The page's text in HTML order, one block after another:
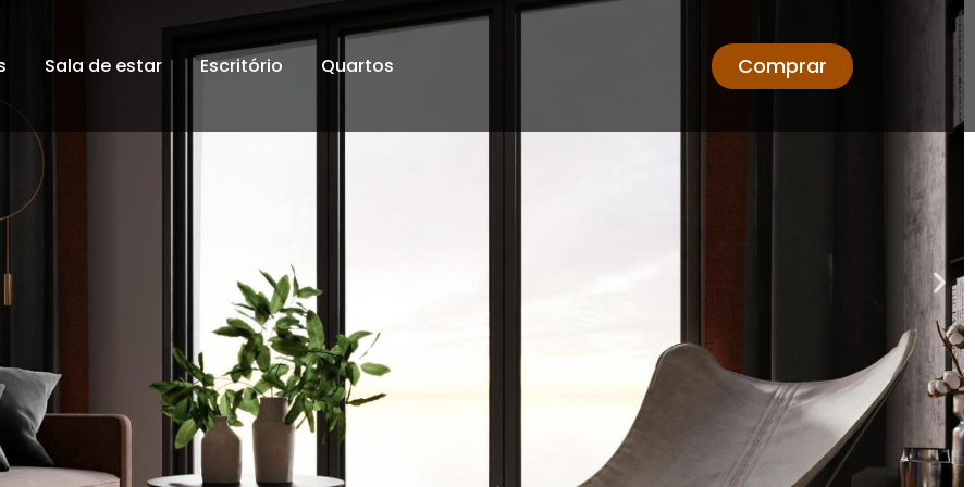
Comprar
Sala de estar Escritório Quartos